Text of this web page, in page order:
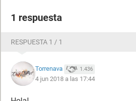
1 respuesta
RESPUESTA 1 / 1
Torrenava 1.436
4 jun 2018 a las 17:44